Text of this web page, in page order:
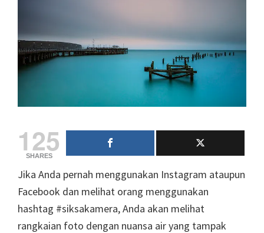
125
SHARES
Jika Anda pernah menggunakan Instagram ataupun
Facebook dan melihat orang menggunakan
hashtag #siksakamera, Anda akan melihat
rangkaian foto dengan nuansa air yang tampak